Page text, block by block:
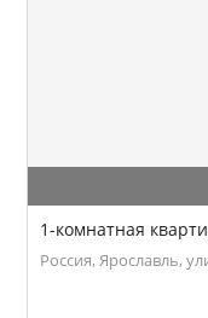
1-комнатная
Россия, Ярославль,